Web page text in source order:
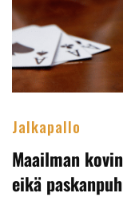
Jalkapallo
Maailman
eikä